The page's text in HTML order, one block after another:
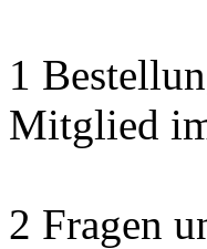
1
Mitglied
2 Fragen